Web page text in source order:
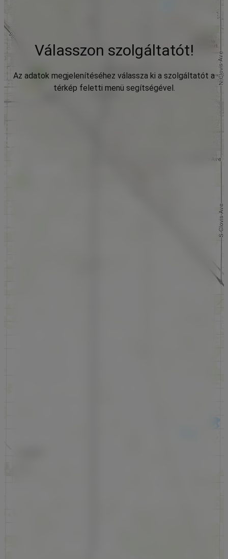
Válasszon szolgáltatót!
Az adatok megjelenítéséhez válassza ki a szolgáltatót a
térkép feletti menü segítségével.